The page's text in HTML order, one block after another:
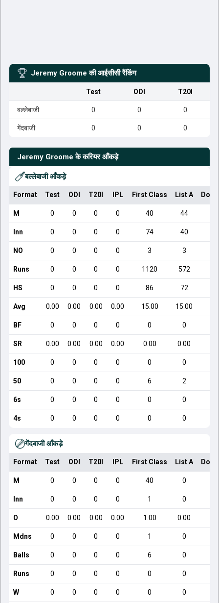
Jeremy Groome की आईसीसी रैंकिंग
Test ODI T20I
बल्लेबाजी 0 0 0
गेंदबाजी 0 0 0
Jeremy Groome के करियर आँकड़े
बल्लेबाजी आँकड़े
Format Test ODI T20I IPL First Class List A
M 0 0 0 0 40 44
Inn 0 0 0 0 74 40
NO 0 0 0 0 3 3
Runs 0 0 0 0 1120 572
HS 0 0 0 0 86 72
Avg 0.00 0.00 0.00 0.00 15.00 15.00
BF 0 0 0 0 0 0
SR 0.00 0.00 0.00 0.00 0.00 0.00
100 0 0 0 0 0 0
50 0 0 0 0 6 2
6s 0 0 0 0 0 0
4s 0 0 0 0 0 0
गेंदबाजी आँकड़े
Format Test ODI T20I IPL First Class List A
M 0 0 0 0 40 0
Inn 0 0 0 0 1 0
O 0.00 0.00 0.00 0.00 1.00 0.00
Mdns 0 0 0 0 1 0
Balls 0 0 0 0 6 0
Runs 0 0 0 0 0 0
W 0 0 0 0 0 0